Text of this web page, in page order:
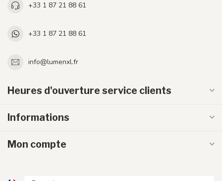
+33 1 87 21 88 61
+33 1 87 21 88 61
info@lumenxl.fr
Heures d'ouverture service clients
Informations
Mon compte